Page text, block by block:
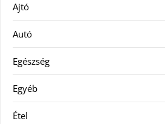
Ajtó
Autó
Egészség
Egyéb
Étel